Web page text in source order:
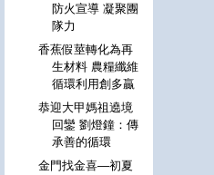
防火宣導 凝聚團
隊力
香蕉假莖轉化為再
生材料 農糧纖維
循環利用創多贏
恭迎大甲媽祖遶境
回鑾 劉燈鐘：傳
承善的循環
金門找金喜—初夏